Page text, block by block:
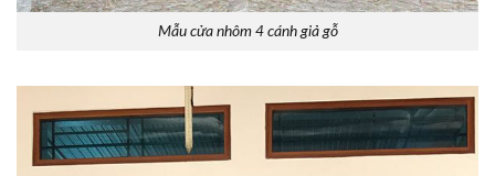
Mẫu cửa nhôm 4 cánh giả gỗ